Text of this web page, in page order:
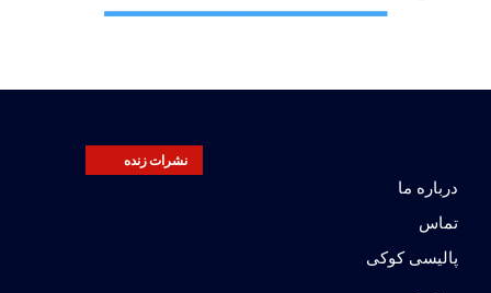
نشرات زنده
درباره ما
تماس
پالیسی کوکی